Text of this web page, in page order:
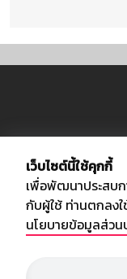
เว็บไซต์นี้ใช้คุกกี้
เพื่อพัฒนาประสบก
กับผู้ใช้ ท่านตกลง
นโยบายข้อมูลส่ว